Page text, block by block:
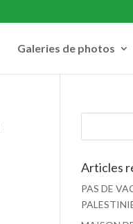
Galeries de photos
Articles
PAS DE